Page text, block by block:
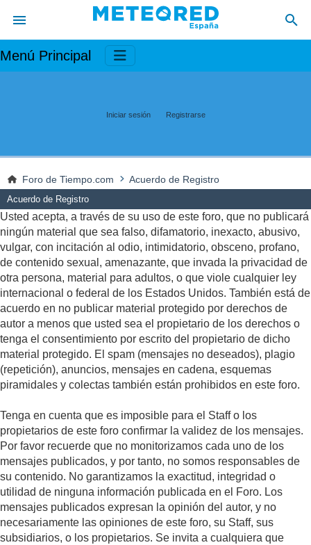
Menú Principal
Iniciar sesión Registrarse
Foro de Tiempo.com Acuerdo de Registro
Acuerdo de Registro
Usted acepta, a través de su uso de este foro, que no publicará
ningún material que sea falso, difamatorio, inexacto, abusivo,
vulgar, con incitación al odio, intimidatorio, obsceno, profano,
de contenido sexual, amenazante, que invada la privacidad de
otra persona, material para adultos, o que viole cualquier ley
internacional o federal de los Estados Unidos. También está de
acuerdo en no publicar material protegido por derechos de
autor a menos que usted sea el propietario de los derechos o
tenga el consentimiento por escrito del propietario de dicho
material protegido. El spam (mensajes no deseados), plagio
(repetición), anuncios, mensajes en cadena, esquemas
piramidales y colectas también están prohibidos en este foro.
Tenga en cuenta que es imposible para el Staff o los
propietarios de este foro confirmar la validez de los mensajes.
Por favor recuerde que no monitorizamos cada uno de los
mensajes publicados, y por tanto, no somos responsables de
su contenido. No garantizamos la exactitud, integridad o
utilidad de ninguna información publicada en el Foro. Los
mensajes publicados expresan la opinión del autor, y no
necesariamente las opiniones de este foro, su Staff, sus
subsidiarios, o los propietarios. Se invita a cualquiera que